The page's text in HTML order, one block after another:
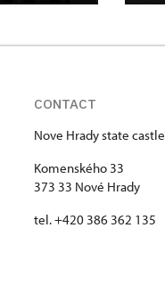
CONTACT
Nove Hrady state castle
Komenského 33
373 33 Nové Hrady
tel. +420 386 362 135